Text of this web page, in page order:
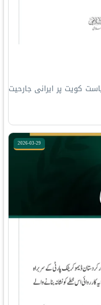
کویت پر ایرانی جارحیت
2026-03-29